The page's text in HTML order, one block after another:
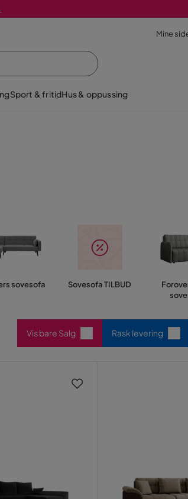
Mine
Sport & fritidHus & oppussing
sovesofa Sovesofa TILBUD
Vis bare Salg Rask levering